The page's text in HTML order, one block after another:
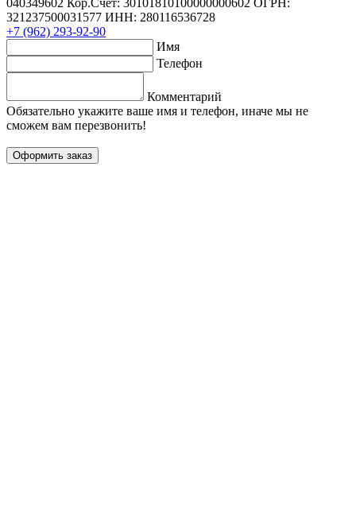
040349602 Кор.Счет: 30101810100000000602 ОГРН:
321237500031577 ИНН: 280116536728
+7 (962) 293-92-90
Имя
Телефон
Комментарий
Обязательно укажите ваше имя и телефон, иначе мы не
сможем вам перезвонить!
Оформить заказ